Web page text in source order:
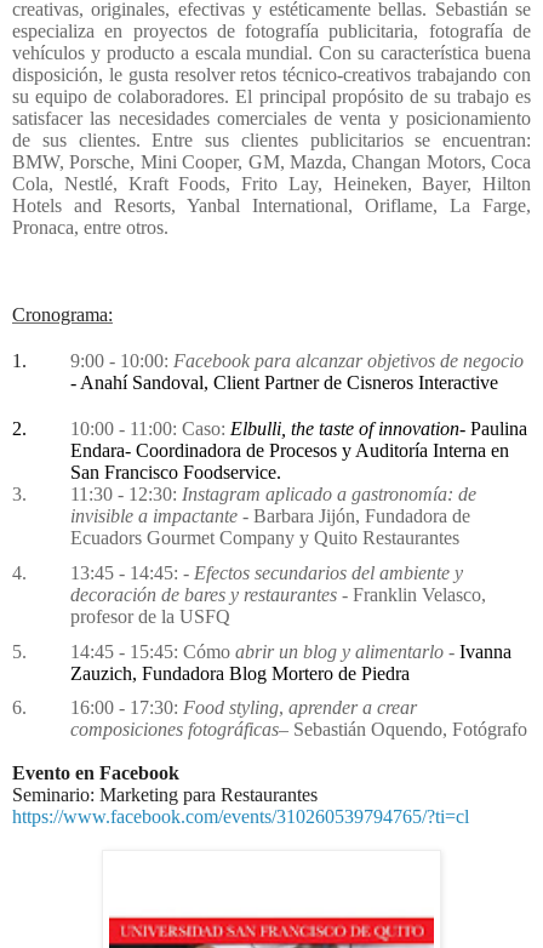
creativas, originales, efectivas y estéticamente bellas. Sebastián se
especializa en proyectos de fotografía publicitaria, fotografía de
vehículos y producto a escala mundial. Con su característica buena
disposición, le gusta resolver retos técnico-creativos trabajando con
su equipo de colaboradores. El principal propósito de su trabajo es
satisfacer las necesidades comerciales de venta y posicionamiento
de sus clientes. Entre sus clientes publicitarios se encuentran:
BMW, Porsche, Mini Cooper, GM, Mazda, Changan Motors, Coca
Cola, Nestlé, Kraft Foods, Frito Lay, Heineken, Bayer, Hilton
Hotels and Resorts, Yanbal International, Oriflame, La Farge,
Pronaca, entre otros.
Cronograma:
1. 9:00 - 10:00: Facebook para alcanzar objetivos de negocio
- Anahí Sandoval, Client Partner de Cisneros Interactive
2. 10:00 - 11:00: Caso: Elbulli, the taste of innovation- Paulina
Endara- Coordinadora de Procesos y Auditoría Interna en
San Francisco Foodservice.
3.
11:30 - 12:30: Instagram aplicado a gastronomía: de
invisible a impactante - Barbara Jijón, Fundadora de
Ecuadors Gourmet Company y Quito Restaurantes
4.
13:45 - 14:45: - Efectos secundarios del ambiente y
decoración de bares y restaurantes - Franklin Velasco,
profesor de la USFQ
5.
14:45 - 15:45: Cómo abrir un blog y alimentarlo - Ivanna
Zauzich, Fundadora Blog Mortero de Piedra
6.
16:00 - 17:30: Food styling, aprender a crear
composiciones fotográficas– Sebastián Oquendo, Fotógrafo
Evento en Facebook
Seminario: Marketing para Restaurantes
https://www.facebook.com/events/310260539794765/?ti=cl